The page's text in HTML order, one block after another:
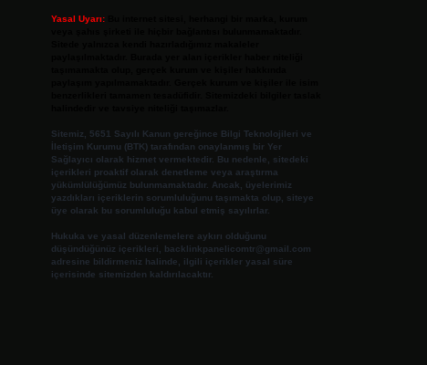
Yasal Uyarı:
Sitemiz, 5651 Sayılı Kanun gereğince Bilgi Teknolojileri ve
İletişim Kurumu (BTK) tarafından onaylanmış bir Yer
Sağlayıcı olarak hizmet vermektedir. Bu nedenle, sitedeki
içerikleri proaktif olarak denetleme veya araştırma
yükümlülüğümüz bulunmamaktadır. Ancak, üyelerimiz
yazdıkları içeriklerin sorumluluğunu taşımakta olup, siteye
üye olarak bu sorumluluğu kabul etmiş sayılırlar.
Hukuka ve yasal düzenlemelere aykırı olduğunu
düşündüğünüz içerikleri,
backlinkpanelicomtr@gmail.com
adresine bildirmeniz halinde, ilgili içerikler yasal süre
içerisinde sitemizden kaldırılacaktır.